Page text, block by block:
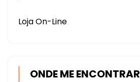
Loja On-Line
ONDE ME ENCONTRAR